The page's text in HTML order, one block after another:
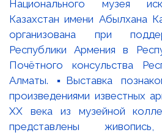
Национального музея
Казахстан имени Абылхана
организована при
Республики Армения в
Почётного консульства
Алматы. ▪️Выставка
произведениями известных
XX века из музейной
представлены